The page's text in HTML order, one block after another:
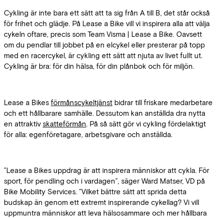
Cykling är inte bara ett sätt att ta sig från A till B, det står också
för frihet och glädje. På Lease a Bike vill vi inspirera alla att välja
cykeln oftare, precis som Team Visma | Lease a Bike. Oavsett
om du pendlar till jobbet på en elcykel eller presterar på topp
med en racercykel, är cykling ett sätt att njuta av livet fullt ut.
Cykling är bra: för din hälsa, för din plånbok och för miljön.
Lease a Bikes förmånscykeltjänst bidrar till friskare medarbetare
och ett hållbarare samhälle. Dessutom kan anställda dra nytta
en attraktiv skatteförmån. På så sätt gör vi cykling fördelaktigt
för alla: egenföretagare, arbetsgivare och anställda.
”Lease a Bikes uppdrag är att inspirera människor att cykla. För
sport, för pendling och i vardagen”, säger Ward Matser, VD på
Bike Mobility Services. ”Vilket bättre sätt att sprida detta
budskap än genom ett extremt inspirerande cykellag? Vi vill
uppmuntra människor att leva hälsosammare och mer hållbara